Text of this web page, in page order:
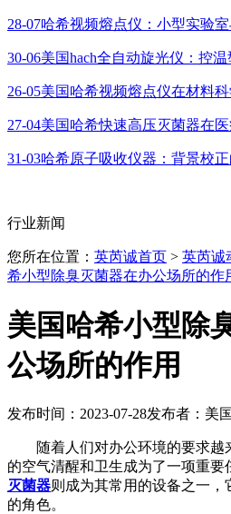
28-07哈希视频熔点仪：小型实验
30-06美国hach全自动旋光仪：控
26-05美国哈希视频熔点仪在材料
27-04美国哈希快速高压灭菌器在
31-03哈希原子吸收仪器：背景校
行业新闻
您所在位置： 英芮诚首页 > 英芮诚
希小型除臭灭菌器在办公场所的作
美国哈希小型除
公场所的作用
发布时间：2023-07-28发布者：美
随着人们对办公环境的要求越
的空气清醒和卫生成为了一项重要
灭菌器则成为其常用的设备之一
的角色。